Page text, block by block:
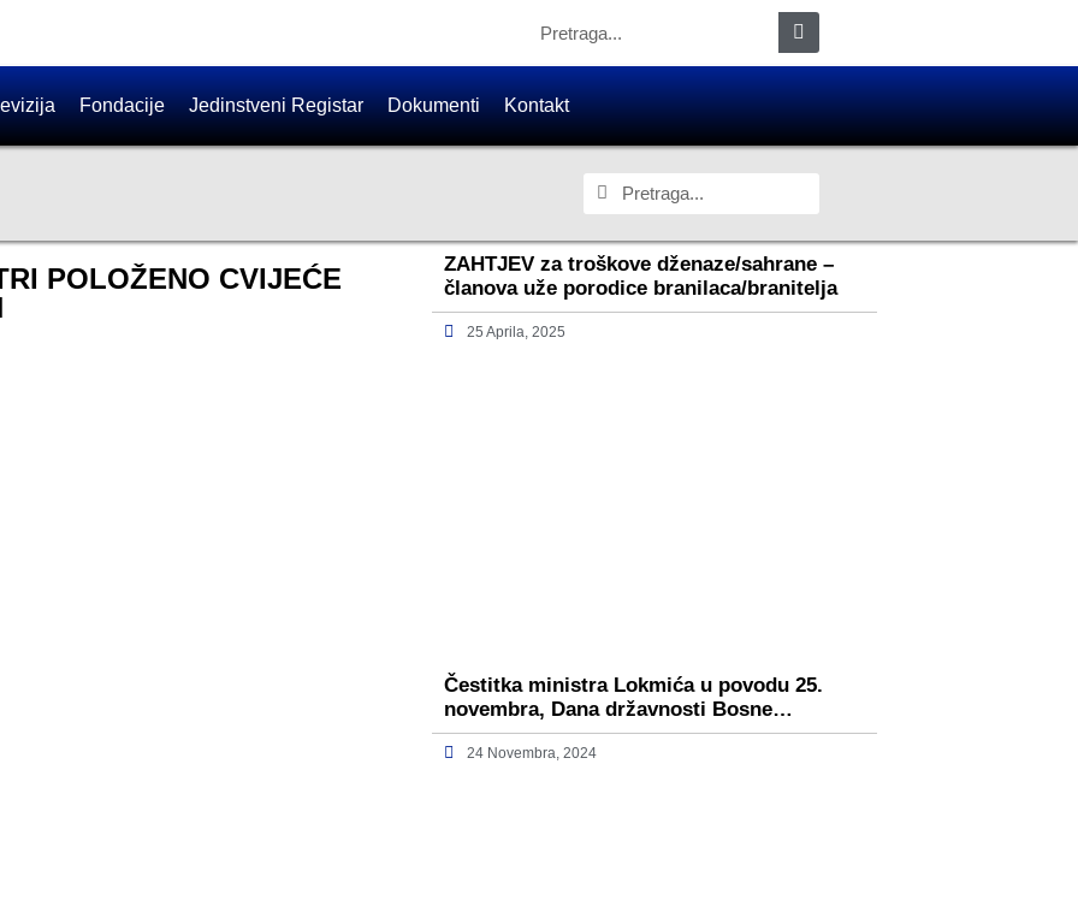
Fondacije Jedinstveni Registar Dokumenti Kontakt
POLOŽENO CVIJEĆE
ZAHTJEV za troškove dženaze/sahrane –
članova uže porodice branilaca/branitelja
25 Aprila, 2025
Čestitka ministra Lokmića u povodu 25.
novembra, Dana državnosti Bosne…
24 Novembra, 2024